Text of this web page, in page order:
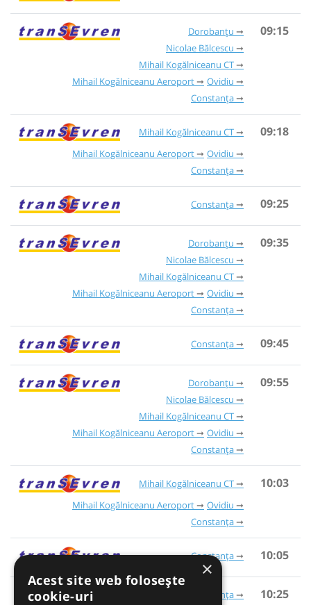
Dorobanțu
Nicolae Bălcescu
Mihail Kogălniceanu CT
Mihail Kogălniceanu Aeroport
Ovidiu
Constanța
09:15
Mihail Kogălniceanu CT
Mihail Kogălniceanu Aeroport
Ovidiu
Constanța
09:18
Constanța 09:25
Dorobanțu
Nicolae Bălcescu
Mihail Kogălniceanu CT
Mihail Kogălniceanu Aeroport
Ovidiu
Constanța
09:35
Constanța 09:45
Dorobanțu
Nicolae Bălcescu
Mihail Kogălniceanu CT
Mihail Kogălniceanu Aeroport
Ovidiu
Constanța
09:55
Mihail Kogălniceanu CT
Mihail Kogălniceanu Aeroport
Ovidiu
Constanța
10:03
Constanța 10:05
Constanța 10:25
×
Acest site web folosește
cookie-uri